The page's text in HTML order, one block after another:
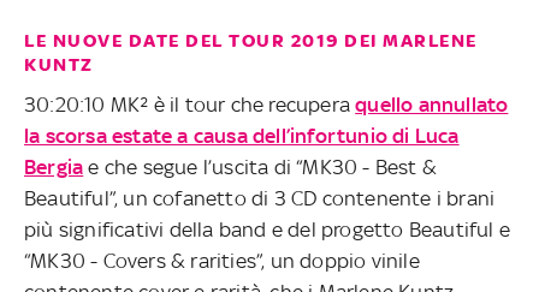
LE NUOVE DATE DEL TOUR 2019 DEI MARLENE
KUNTZ
30:20:10 MK² è il tour che recuperaquello annullato
la scorsa estate a causa dell’infortunio di Luca
Bergia e che segue l’uscita di “MK30 - Best &
Beautiful”, un cofanetto di 3 CD contenente i brani
più significativi della band e del progetto Beautiful e
“MK30 - Covers & rarities”, un doppio vinile